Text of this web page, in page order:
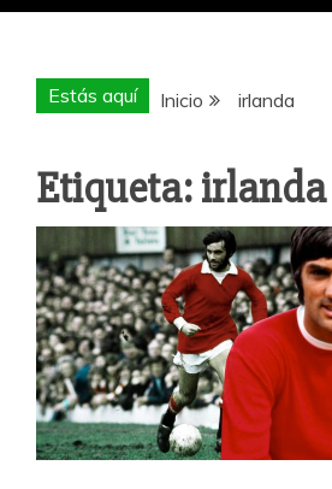
RETRO
Estás aquí Inicio irlanda
Etiqueta:irlanda